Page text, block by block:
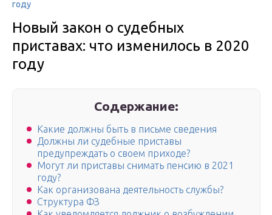
году
Новый закон о судебных
приставах: что изменилось в 2020
году
Содержание:
Какие должны быть в письме сведения
Должны ли судебные приставы
предупреждать о своем приходе?
Могут ли приставы снимать пенсию в 2021
году?
Как организована деятельность службы?
Структура ФЗ